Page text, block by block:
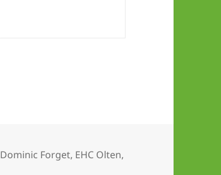
Schlagwörter
Dominic Forget, EHC Olten,